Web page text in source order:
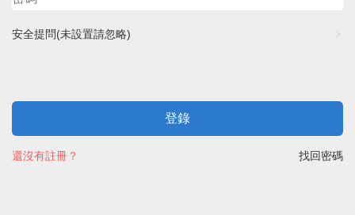
安全提問(未設置請忽略)
登錄
找回密碼
還沒有註冊？